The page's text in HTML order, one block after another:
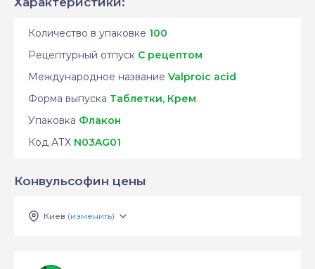
Количество в упаковке 100
Рецептурный отпуск С рецептом
Международное название Valproic acid
Форма выпуска Таблетки, Крем
Упаковка Флакон
Код АТХ N03AG01
Конвульсофин цены
Киев (изменить)